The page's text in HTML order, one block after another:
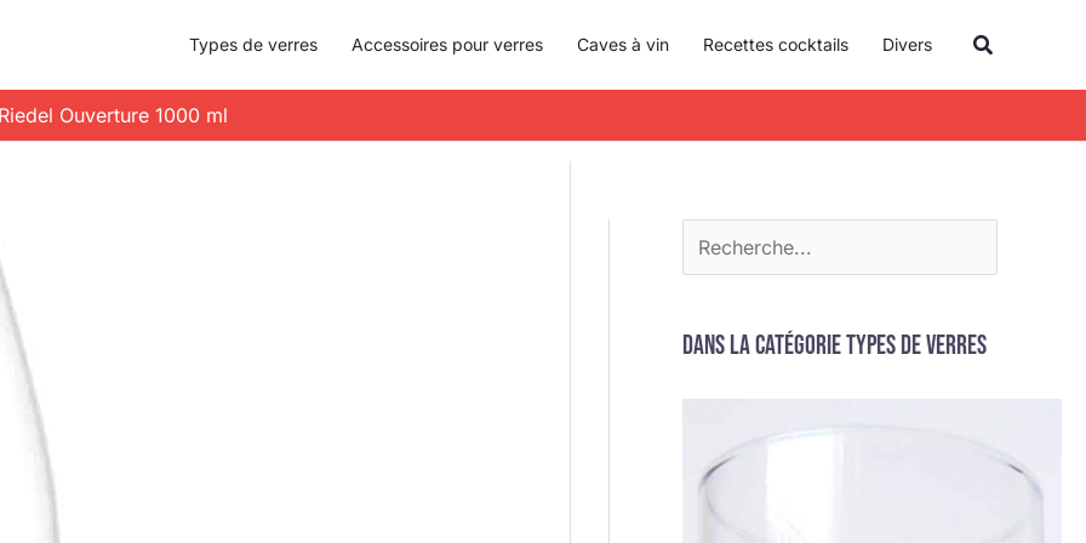
Types de verres Accessoires pour verres Caves à vin Recettes cocktails Divers
Ouverture 1000 ml
c
h
e
Dans la catégorie Types de verres